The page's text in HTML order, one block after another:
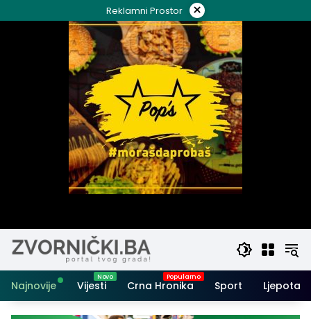
to
Reklamni Prostor ×
Najnovije Vijesti Crna Hronika Sport Ljepota i